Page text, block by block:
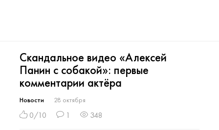
Скандальное видео «Алексей
Панин с собакой»: первые
комментарии актёра
Новости 28 октября
0/10 1 348